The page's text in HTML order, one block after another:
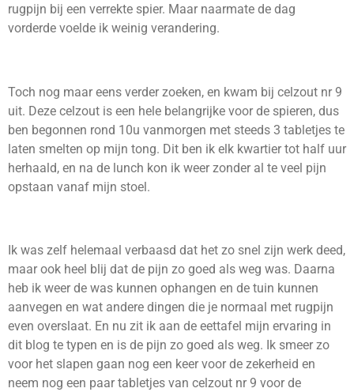
rugpijn bij een verrekte spier. Maar naarmate de dag
vorderde voelde ik weinig verandering.
Toch nog maar eens verder zoeken, en kwam bij celzout nr 9
uit. Deze celzout is een hele belangrijke voor de spieren, dus
ben begonnen rond 10u vanmorgen met steeds 3 tabletjes te
laten smelten op mijn tong. Dit ben ik elk kwartier tot half uur
herhaald, en na de lunch kon ik weer zonder al te veel pijn
opstaan vanaf mijn stoel.
Ik was zelf helemaal verbaasd dat het zo snel zijn werk deed,
maar ook heel blij dat de pijn zo goed als weg was. Daarna
heb ik weer de was kunnen ophangen en de tuin kunnen
aanvegen en wat andere dingen die je normaal met rugpijn
even overslaat. En nu zit ik aan de eettafel mijn ervaring in
dit blog te typen en is de pijn zo goed als weg. Ik smeer zo
voor het slapen gaan nog een keer voor de zekerheid en
neem nog een paar tabletjes van celzout nr 9 voor de